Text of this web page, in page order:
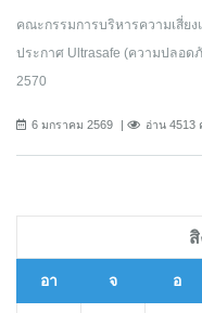
คณะกรรมการบริหารความเสี่ย
ประกาศ Ultrasafe (ความปลอด
2570
6 มกราคม 2569 อ่าน 4513
อา จ อ